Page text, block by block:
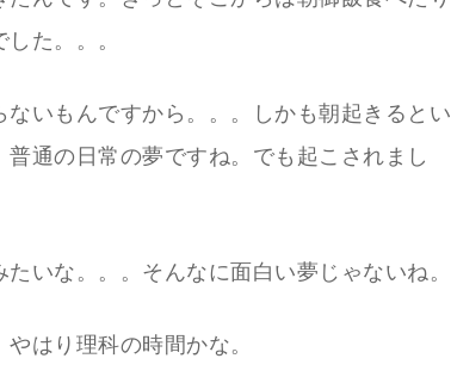
た。。。
いもんですから。。。しかも朝起きるとい
通の日常の夢ですね。でも起こされまし
いな。。。そんなに面白い夢じゃないね。
はり理科の時間かな。